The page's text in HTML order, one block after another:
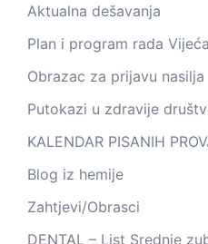
Aktualna dešavanja
Plan i program rada
Obrazac za prijavu nasilja
Putokazi u zdravije
KALENDAR PISANIH
Blog iz hemije
Zahtjevi/Obrasci
DENTAL – List Srednje